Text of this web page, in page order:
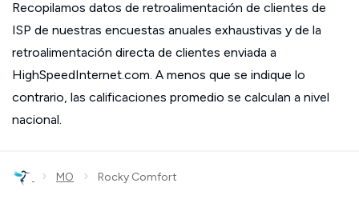
Recopilamos datos de retroalimentación de clientes de
ISP de nuestras encuestas anuales exhaustivas y de la
retroalimentación directa de clientes enviada a
HighSpeedInternet.com. A menos que se indique lo
contrario, las calificaciones promedio se calculan a nivel
nacional.
› MO › Rocky Comfort